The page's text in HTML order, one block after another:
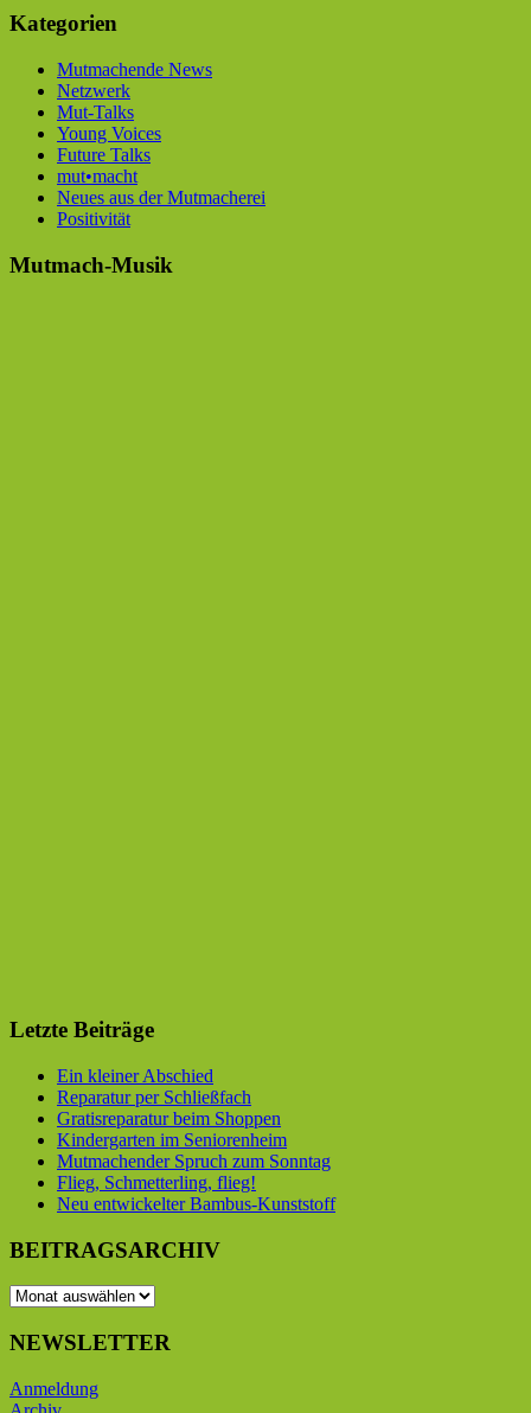
Kategorien
Mutmachende News
Netzwerk
Mut-Talks
Young Voices
Future Talks
mut•macht
Neues aus der Mutmacherei
Positivität
Mutmach-Musik
Letzte Beiträge
Ein kleiner Abschied
Reparatur per Schließfach
Gratisreparatur beim Shoppen
Kindergarten im Seniorenheim
Mutmachender Spruch zum Sonntag
Flieg, Schmetterling, flieg!
Neu entwickelter Bambus-Kunststoff
BEITRAGSARCHIV
BEITRAGSARCHIV
NEWSLETTER
Anmeldung